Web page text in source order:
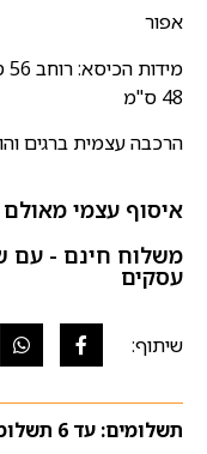
אפור
48 ס"מ
הרכבה עצמית ברגים
איסוף עצמי
עסקים
תשלומים: עד 6 תשלומים ללא ריבית